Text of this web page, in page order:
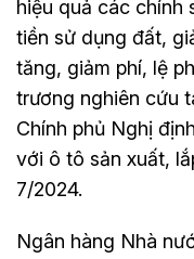
hiệu quả các chính
tiền sử dụng đất,
tăng, giảm phí, lệ
trương nghiên cứu
Chính phủ Nghị
với ô tô sản xuất,
7/2024.
Ngân hàng Nhà